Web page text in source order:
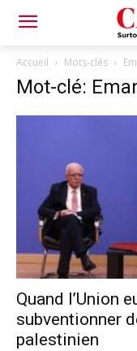
Accueil Mots-clés
Mot-clé:
Quand l’Union
subventionner
palestinien